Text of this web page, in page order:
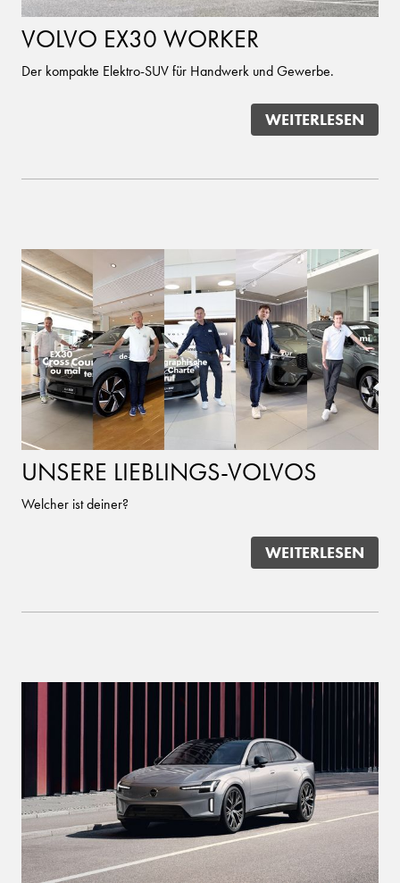
VOLVO EX30 WORKER
Der kompakte Elektro-SUV für Handwerk und Gewerbe.
WEITERLESEN
UNSERE LIEBLINGS-VOLVOS
Welcher ist deiner?
WEITERLESEN